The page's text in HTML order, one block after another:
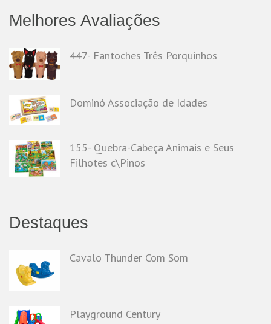
Melhores Avaliações
447- Fantoches Três Porquinhos
Dominó Associação de Idades
155- Quebra-Cabeça Animais e Seus
Filhotes c\Pinos
Destaques
Cavalo Thunder Com Som
Playground Century